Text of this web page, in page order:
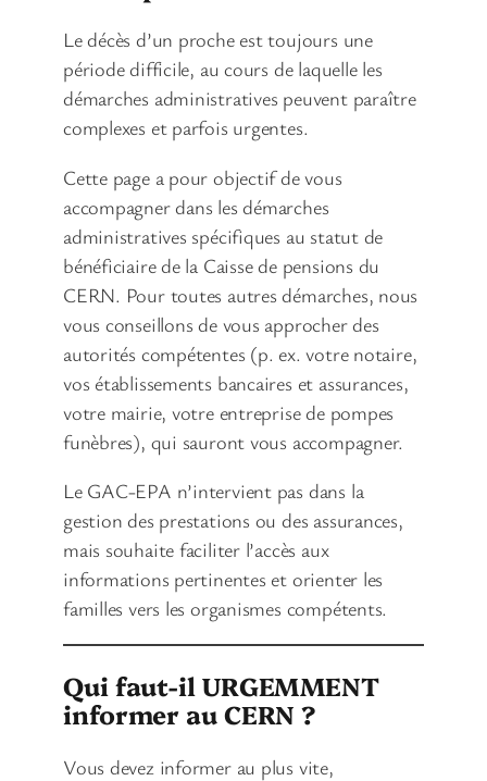
Le décès d’un proche est toujours une
période difficile, au cours de laquelle les
démarches administratives peuvent paraître
complexes et parfois urgentes.
Cette page a pour objectif de vous
accompagner dans les démarches
administratives spécifiques au statut de
bénéficiaire de la Caisse de pensions du
CERN. Pour toutes autres démarches, nous
vous conseillons de vous approcher des
autorités compétentes (p. ex. votre notaire,
vos établissements bancaires et assurances,
votre mairie, votre entreprise de pompes
funèbres), qui sauront vous accompagner.
Le GAC-EPA n’intervient pas dans la
gestion des prestations ou des assurances,
mais souhaite faciliter l’accès aux
informations pertinentes et orienter les
familles vers les organismes compétents.
Qui faut-il URGEMMENT
informer au CERN ?
Vous devez informer au plus vite,